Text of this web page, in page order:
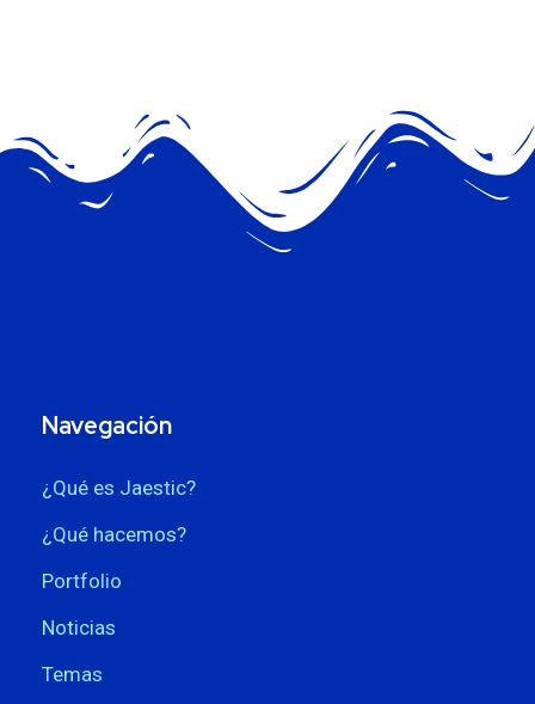
Navegación
¿Qué es Jaestic?
¿Qué hacemos?
Portfolio
Noticias
Temas